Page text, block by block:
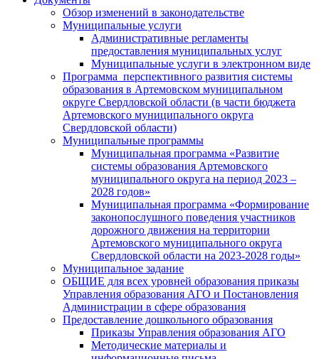
Обзор изменений в законодательстве
Муниципальные услуги
Административные регламенты
предоставления муниципальных услуг
Муниципальные услуги в электронном виде
Программа перспективного развития системы
образования в Артемовском муниципальном
округе Свердловской области (в части бюджета
Артемовского муниципального округа
Свердловской области)
Муниципальные программы
Муниципальная программа «Развитие
системы образования Артемовского
муниципального округа на период 2023 –
2028 годов»
Муниципальная программа «Формирование
законопослушного поведения участников
дорожного движения на территории
Артемовского муниципального округа
Свердловской области на 2023-2028 годы»
Муниципальное задание
ОБЩИЕ для всех уровней образования приказы
Управления образования АГО и Постановления
Администрации в сфере образования
Предоставление дошкольного образования
Приказы Управления образования АГО
Методические материалы и